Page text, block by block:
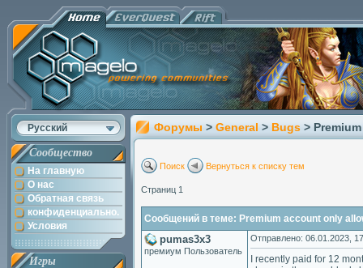
Русский
Сообщество
На главную
О нас
Обратная связь
конфиденциально.
Условия
Игры
Форумы > General > Bugs >
Поиск Вернуться к списку тем
Страниц 1
Сообщений в теме: Premium account only
pumas3x3
премиум Пользователь
Отправлено: 06.01.2023,
I recently paid for 12